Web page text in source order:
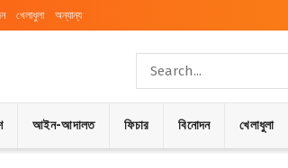
খেলাধুলা অন্যান্য
আইন-আদালত ফিচার বিনোদন খেলাধুলা